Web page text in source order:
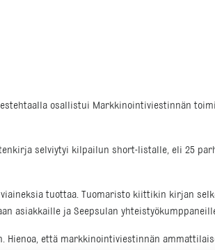
osallistui Markkinointiviestinnän
selviytyi kilpailun short-listalle, eli 25
tuottaa. Tuomaristo kiittikin kirjan
asiakkaille ja Seepsulan
että markkinointiviestinnän